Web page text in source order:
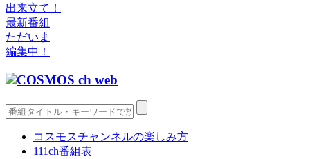
出来立て！
最新番組
ただいま
編集中！
コスモスチャンネルの楽しみ方
111ch番組表